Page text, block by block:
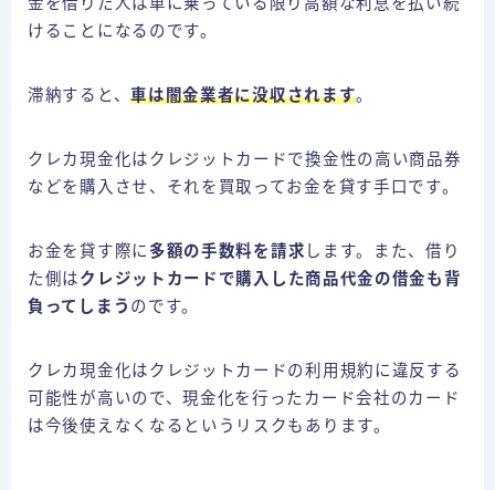
金を借りた人は車に乗っている限り高額な利息を払い続
けることになるのです。
滞納すると、車は闇金業者に没収されます。
クレカ現金化はクレジットカードで換金性の高い商品券
などを購入させ、それを買取ってお金を貸す手口です。
お金を貸す際に 多額の手数料を請求 します。また、借り
た側はクレジットカードで購入した商品代金の借金も背
負ってしまう のです。
クレカ現金化はクレジットカードの利用規約に違反する
可能性が高いので、現金化を行ったカード会社のカード
は今後使えなくなるというリスクもあります。